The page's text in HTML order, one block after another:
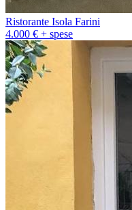
Ristorante Isola Farini
4.000 € + spese